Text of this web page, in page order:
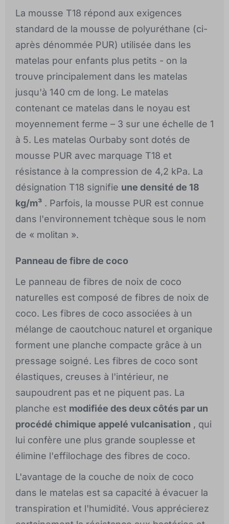
La mousse T18 répond aux exigences
standard de la mousse de polyuréthane (ci-
après dénommée PUR) utilisée dans les
matelas pour enfants plus petits - on la
trouve principalement dans les matelas
jusqu'à 140 cm de long. Le matelas
contenant ce matelas dans le noyau est
moyennement ferme – 3 sur une échelle de 1
à 5. Les matelas Ourbaby sont dotés de
mousse PUR avec marquage T18 et
résistance à la compression de 4,2 kPa. La
désignation T18 signifie une densité de 18
kg/m³ . Parfois, la mousse PUR est connue
dans l'environnement tchèque sous le nom
de « molitan ».
Panneau de fibre de coco
Le panneau de fibres de noix de coco
naturelles est composé de fibres de noix de
coco. Les fibres de coco associées à un
mélange de caoutchouc naturel et organique
forment une planche compacte grâce à un
pressage soigné. Les fibres de coco sont
élastiques, creuses à l'intérieur, ne
saupoudrent pas et ne piquent pas. La
planche est modifiée des deux côtés par un
procédé chimique appelé vulcanisation , qui
lui confère une plus grande souplesse et
élimine l'effilochage des fibres de coco.
L'avantage de la couche de noix de coco
dans le matelas est sa capacité à évacuer la
transpiration et l'humidité. Vous apprécierez